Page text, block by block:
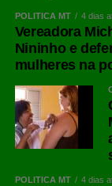
POLÍTICA MT 4 dias
Vereadora
Nininho e
mulheres na
POLÍTICA MT 4 dias